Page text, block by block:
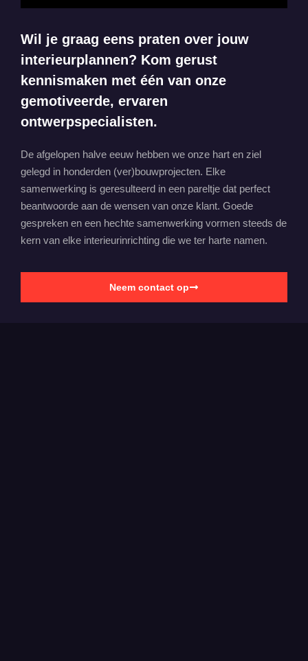
Wil je graag eens praten over jouw
interieurplannen? Kom gerust
kennismaken met één van onze
gemotiveerde, ervaren
ontwerpspecialisten.
De afgelopen halve eeuw hebben we onze hart en ziel
gelegd in honderden (ver)bouwprojecten. Elke
samenwerking is geresulteerd in een pareltje dat perfect
beantwoorde aan de wensen van onze klant. Goede
gespreken en een hechte samenwerking vormen steeds de
kern van elke interieurinrichting die we ter harte namen.
Neem contact op